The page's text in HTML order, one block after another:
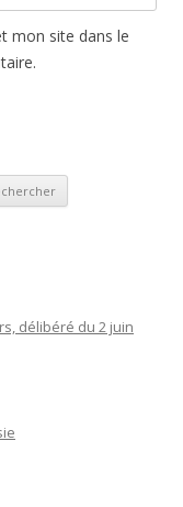
mon site dans le
délibéré du 2 juin